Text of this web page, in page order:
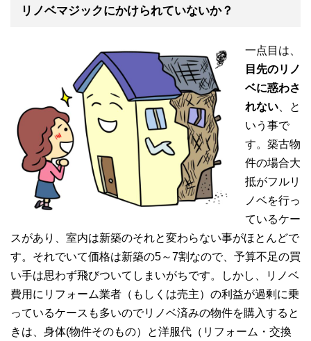
リノベマジックにかけられていないか？
一点目は、
目先のリノ
ベに惑わさ
れない 、と
いう事で
す。築古物
件の場合大
抵がフルリ
ノベを行っ
ているケー
スがあり、室内は新築のそれと変わらない事がほとんどで
す。それでいて価格は新築の5～7割なので、予算不足の買
い手は思わず飛びついてしまいがちです。しかし、リノベ
費用にリフォーム業者（もしくは売主）の利益が過剰に乗
っているケースも多いのでリノベ済みの物件を購入すると
きは、身体(物件そのもの）と洋服代（リフォーム・交換